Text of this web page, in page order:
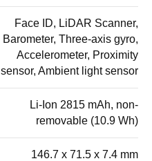
Face ID, LiDAR Scanner,
Barometer, Three-axis gyro,
Accelerometer, Proximity
sensor, Ambient light sensor
Li-Ion 2815 mAh, non-
removable (10.9 Wh)
146.7 x 71.5 x 7.4 mm